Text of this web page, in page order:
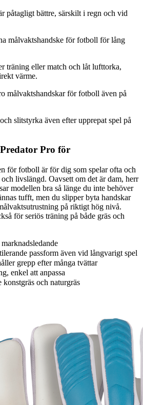
påtagligt bättre, särskilt i regn och vid
målvaktshandske för fotboll för lång
träning eller match och låt lufttorka,
värme.
målvaktshandskar för fotboll även på
slitstyrka även efter upprepat spel på
Pro för
för fotboll är för dig som spelar ofta och
livslängd. Oavsett om det är dam, herr
modellen bra så länge du inte behöver
tufft, men du slipper byta handskar
på riktigt hög nivå.
för seriös träning på både gräs och
passform även vid långvarigt spel
grepp efter många tvättar
enkel att anpassa
konstgräs och naturgräs